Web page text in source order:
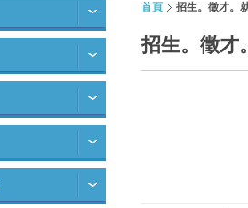
首頁 招生。徵才。
招生。徵才